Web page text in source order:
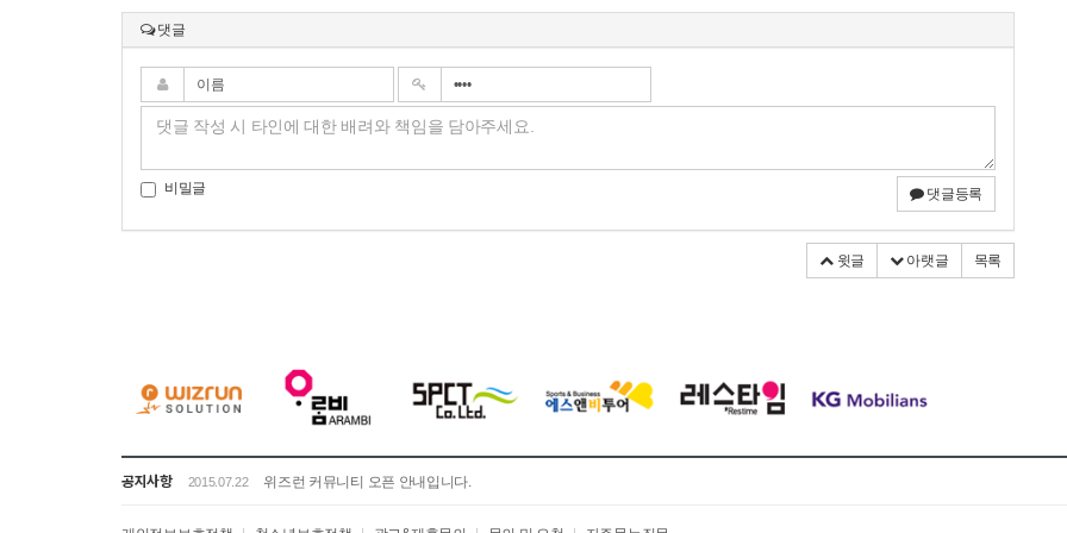
댓글
비밀글 댓글등록
윗글 아랫글 목록
공지사항 2015.07.22 위즈런 커뮤니티 오픈 안내입니다.